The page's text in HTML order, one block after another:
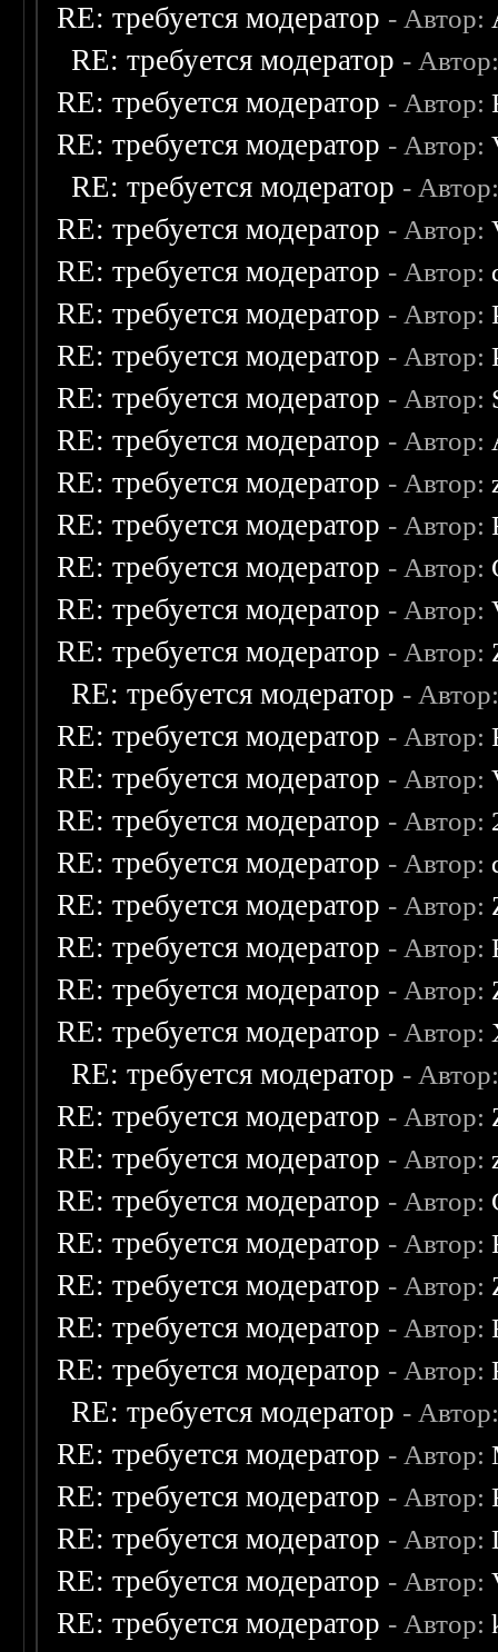
RE: требуется модератор - Автор:
RE: требуется модератор -
RE: требуется модератор - Автор:
RE: требуется модератор - Автор:
RE: требуется модератор -
RE: требуется модератор - Автор:
RE: требуется модератор - Автор:
RE: требуется модератор - Автор:
RE: требуется модератор - Автор:
RE: требуется модератор - Автор:
RE: требуется модератор - Автор:
RE: требуется модератор - Автор:
RE: требуется модератор - Автор:
RE: требуется модератор - Автор:
RE: требуется модератор - Автор:
RE: требуется модератор - Автор:
RE: требуется модератор -
RE: требуется модератор - Автор:
RE: требуется модератор - Автор:
RE: требуется модератор - Автор:
RE: требуется модератор - Автор:
RE: требуется модератор - Автор:
RE: требуется модератор - Автор:
RE: требуется модератор - Автор:
RE: требуется модератор - Автор:
RE: требуется модератор -
RE: требуется модератор - Автор:
RE: требуется модератор - Автор:
RE: требуется модератор - Автор:
RE: требуется модератор - Автор:
RE: требуется модератор - Автор:
RE: требуется модератор - Автор:
RE: требуется модератор - Автор:
RE: требуется модератор -
RE: требуется модератор - Автор:
RE: требуется модератор - Автор:
RE: требуется модератор - Автор:
RE: требуется модератор - Автор:
RE: требуется модератор - Автор: